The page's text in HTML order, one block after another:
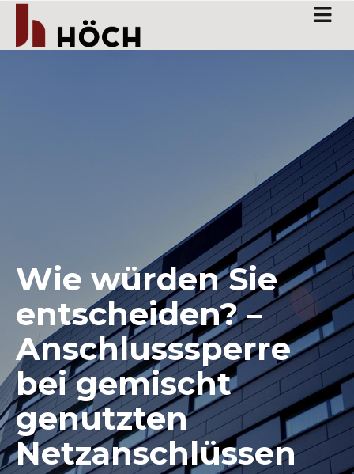
Wie würden Sie
entscheiden? –
Anschlusssperre
bei gemischt
genutzten
Netzanschlüssen